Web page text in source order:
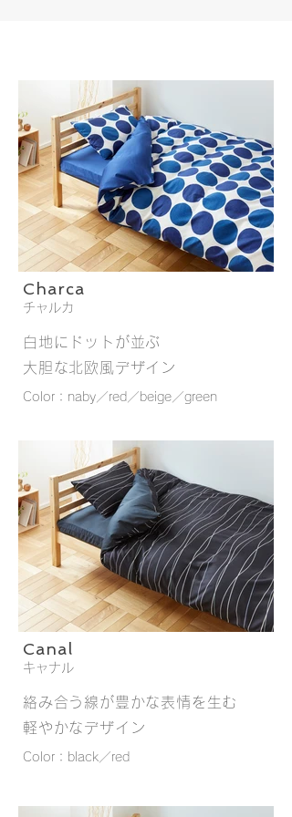
Charca
チャルカ
白地にドットが並ぶ
大胆な北欧風デザイン
Color：naby／red／beige／green
Canal
キャナル
絡み合う線が豊かな表情を生む
軽やかなデザイン
Color：black／red